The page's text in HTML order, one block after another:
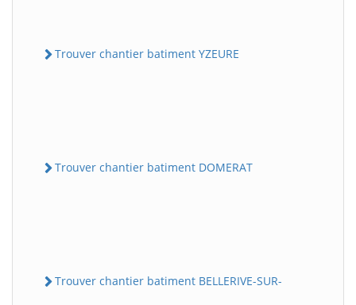
Trouver chantier batiment YZEURE
Trouver chantier batiment DOMERAT
Trouver chantier batiment BELLERIVE-SUR-